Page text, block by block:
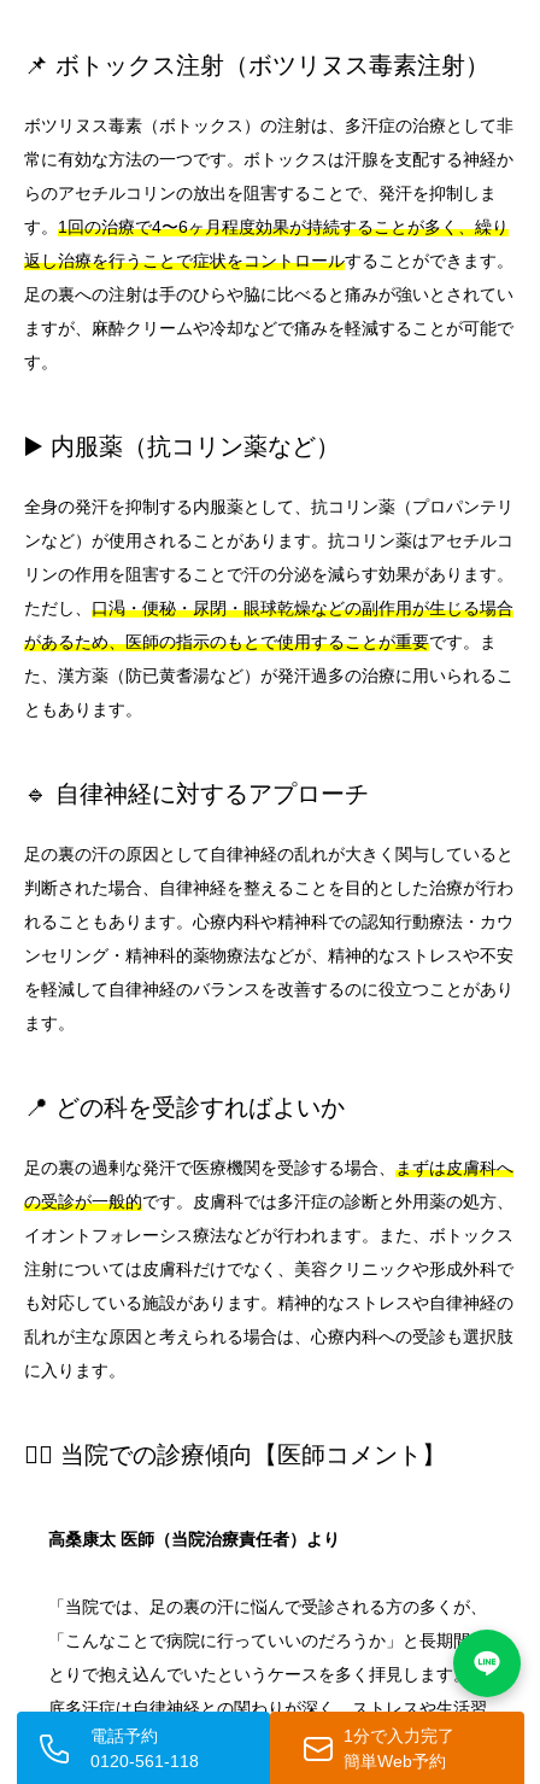
📌 ボトックス注射（ボツリヌス毒素注射）
ボツリヌス毒素（ボトックス）の注射は、多汗症の治療として非
常に有効な方法の一つです。ボトックスは汗腺を支配する神経か
らのアセチルコリンの放出を阻害することで、発汗を抑制しま
す。 1回の治療で4〜6ヶ月程度効果が持続することが多く、繰り
返し治療を行うことで症状をコントロールすることができます。
足の裏への注射は手のひらや脇に比べると痛みが強いとされてい
ますが、麻酔クリームや冷却などで痛みを軽減することが可能で
す。
▶️ 内服薬（抗コリン薬など）
全身の発汗を抑制する内服薬として、抗コリン薬（プロパンテリ
ンなど）が使用されることがあります。抗コリン薬はアセチルコ
リンの作用を阻害することで汗の分泌を減らす効果があります。
ただし、 口渇・便秘・尿閉・眼球乾燥などの副作用が生じる場合
があるため、医師の指示のもとで使用することが重要です。ま
た、漢方薬（防已黄耆湯など）が発汗過多の治療に用いられるこ
ともあります。
🔹 自律神経に対するアプローチ
足の裏の汗の原因として自律神経の乱れが大きく関与していると
判断された場合、自律神経を整えることを目的とした治療が行わ
れることもあります。心療内科や精神科での認知行動療法・カウ
ンセリング・精神科的薬物療法などが、精神的なストレスや不安
を軽減して自律神経のバランスを改善するのに役立つことがあり
ます。
📍 どの科を受診すればよいか
足の裏の過剰な発汗で医療機関を受診する場合、 まずは皮膚科へ
の受診が一般的です。皮膚科では多汗症の診断と外用薬の処方、
イオントフォレーシス療法などが行われます。また、ボトックス
注射については皮膚科だけでなく、美容クリニックや形成外科で
も対応している施設があります。精神的なストレスや自律神経の
乱れが主な原因と考えられる場合は、心療内科への受診も選択肢
に入ります。
👨‍⚕️ 当院での診療傾向【医師コメント】
高桑康太 医師（当院治療責任者）より
「当院では、足の裏の汗に悩んで受診される方の多くが、
「こんなことで病院に行っていいのだろうか」と長期間ひ
とりで抱え込んでいたというケースを多く拝見します。足
底多汗症は自律神経との関わりが深く、ストレスや生活習
慣の乱れが症状を悪化させることがありますが、イオント
フォレーシス療法やボトックス注射など、症状の程度に合
電話予約
0120-561-118
1分で入力完了
簡単Web予約